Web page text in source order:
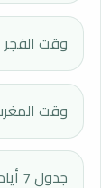
وقت الفجر
وقت المغرب